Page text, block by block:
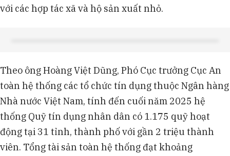
với các hợp tác xã và hộ sản xuất nhỏ.
Theo ông Hoàng Việt Dũng, Phó Cục trưởng Cục An
toàn hệ thống các tổ chức tín dụng thuộc Ngân hàng
Nhà nước Việt Nam, tính đến cuối năm 2025 hệ
thống Quỹ tín dụng nhân dân có 1.175 quỹ hoạt
động tại 31 tỉnh, thành phố với gần 2 triệu thành
viên. Tổng tài sản toàn hệ thống đạt khoảng